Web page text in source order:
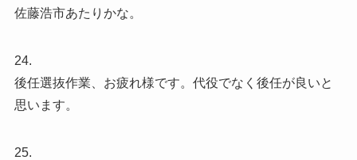
佐藤浩市あたりかな。
24.
後任選抜作業、お疲れ様です。代役でなく後任が良いと
思います。
25.